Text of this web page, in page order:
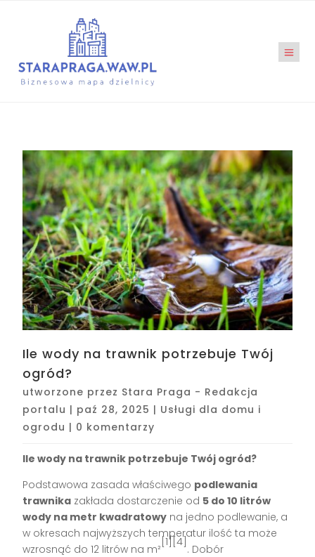
Ile wody na trawnik potrzebuje Twój
ogród?
utworzone przez Stara Praga - Redakcja
portalu | paź 28, 2025 | Usługi dla domu i
ogrodu | 0 komentarzy
Ile wody na trawnik potrzebuje Twój ogród?
Podstawowa zasada właściwego podlewania
trawnika zakłada dostarczenie od 5 do 10 litrów
wody na metr kwadratowy na jedno podlewanie, a
w okresach najwyższych temperatur ilość ta może
wzrosnąć do 12 litrów na m²
[1][4]
. Dobór